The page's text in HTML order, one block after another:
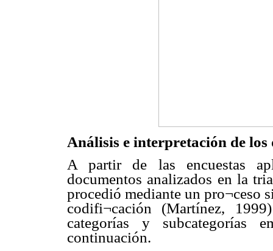
Análisis e interpretación de los
A partir de las encuestas
documentos analizados en la
procedió mediante un pro¬ceso
codifi¬cación (Martínez,
categorías y subcategorías
continuación.